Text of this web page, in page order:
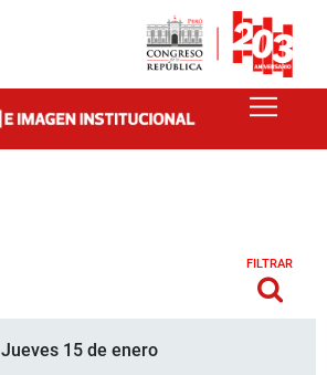
FILTRAR
Jueves 15 de enero